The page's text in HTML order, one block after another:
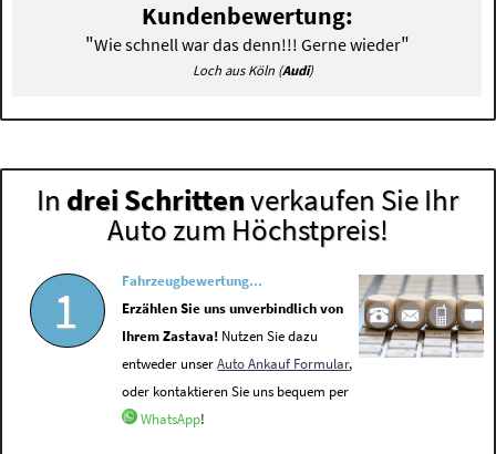
Kundenbewertung:
"Wie schnell war das denn!!! Gerne wieder"
Loch aus Köln (Audi)
In drei Schrittenverkaufen Sie Ihr
Auto zum Höchstpreis!
1
Fahrzeugbewertung...
Erzählen Sie uns unverbindlich von
Ihrem Zastava! Nutzen Sie dazu
entweder unserAuto Ankauf Formular,
oder kontaktieren Sie uns bequem per
WhatsApp!